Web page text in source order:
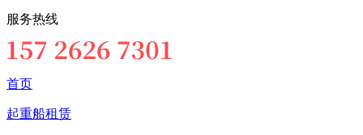
服务热线
首页
起重船租赁